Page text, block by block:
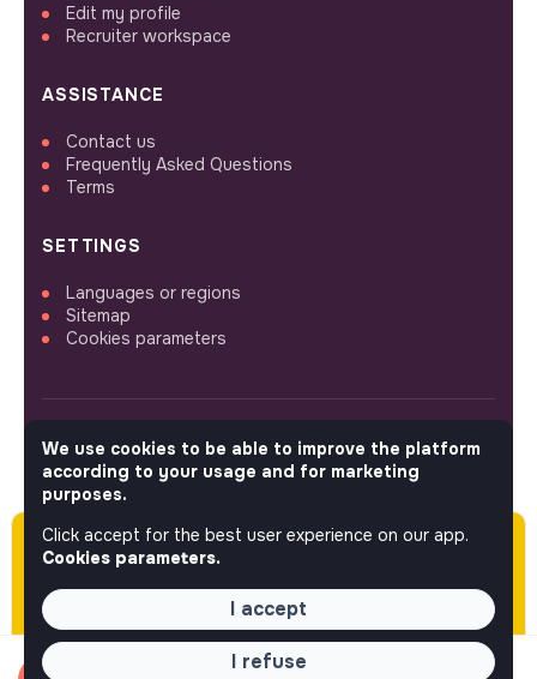
Please note this job was posted over 60 days
ago (05-15-2026) and may or may not have
expired.
Edit my profile
Recruiter workspace
ASSISTANCE
Contact us
Frequently Asked Questions
Terms
SETTINGS
Languages or regions
Sitemap
Cookies parameters
FOLLOW US
© 2026 jobs that makesense.
We use cookies to be able to improve the platform
according to your usage and for marketing
purposes.
Click accept for the best user experience on our app.
Cookies parameters.
I accept
I refuse